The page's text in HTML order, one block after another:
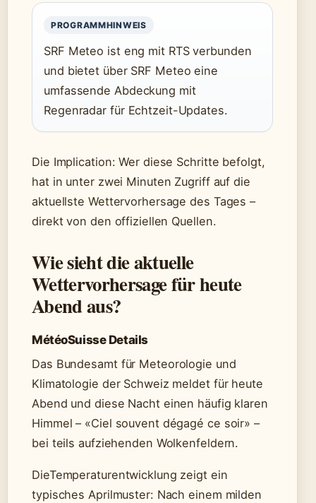
PROGRAMMHINWEIS
SRF Meteo ist eng mit RTS verbunden
und bietet über SRF Meteo eine
umfassende Abdeckung mit
Regenradar für Echtzeit-Updates.
Die Implication: Wer diese Schritte befolgt,
hat in unter zwei Minuten Zugriff auf die
aktuellste Wettervorhersage des Tages –
direkt von den offiziellen Quellen.
Wie sieht die aktuelle
Wettervorhersage für heute
Abend aus?
MétéoSuisse Details
Das Bundesamt für Meteorologie und
Klimatologie der Schweiz meldet für heute
Abend und diese Nacht einen häufig klaren
Himmel – «Ciel souvent dégagé ce soir» –
bei teils aufziehenden Wolkenfeldern.
DieTemperaturentwicklung zeigt ein
typisches Aprilmuster: Nach einem milden